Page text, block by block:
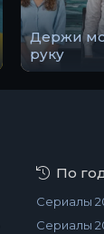
Держи
руку
По
Сериалы
Сериалы